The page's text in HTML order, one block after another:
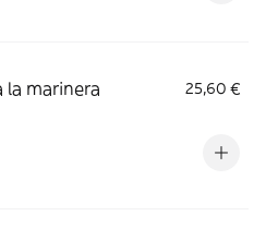
la marinera
25,60 €